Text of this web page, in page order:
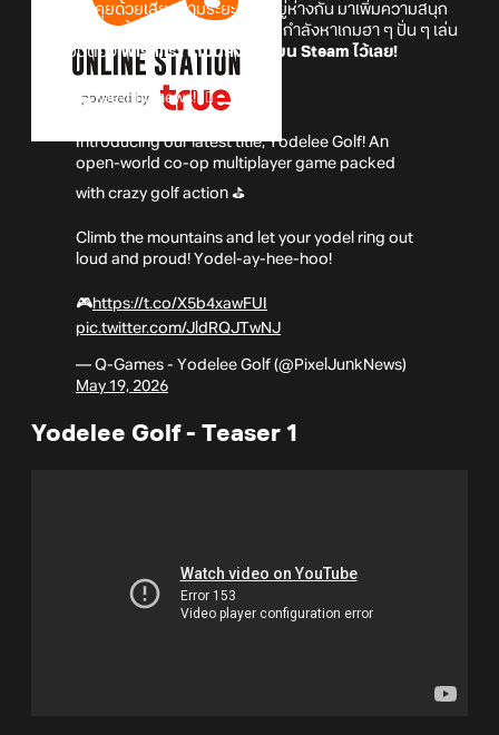
ยังมีระบบคุยด้วยเสียงตามระยะที่เราอยู่ห่างกัน มาเพิ่มความสนุก
และความป่วนขึ้นไปอีก บอกเลยว่าใครที่กำลังหาเกมฮา ๆ ปั่น ๆ เล่น
กับเพื่อนต้องWishlist เกมนี้ลงลิสต์บน Steam ไว้เลย!
⛰️Tee-rific news!🏌️‍♂️
Introducing our latest title, Yodelee Golf! An
open-world co-op multiplayer game packed
with crazy golf action ⛳
Climb the mountains and let your yodel ring out
loud and proud! Yodel-ay-hee-hoo!
🎮https://t.co/X5b4xawFUI
pic.twitter.com/JldRQJTwNJ
— Q-Games - Yodelee Golf (@PixelJunkNews)
May 19, 2026
Yodelee Golf - Teaser 1